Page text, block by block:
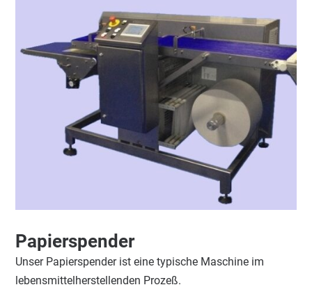
Papierspender
Unser Papierspender ist eine typische Maschine im
lebensmittelherstellenden Prozeß.